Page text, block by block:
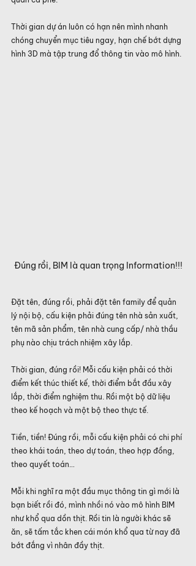
Thời gian dự án luôn có hạn nên mình nhanh
chóng chuyển mục tiêu ngay, hạn chế bớt dựng
hình 3D mà tập trung đổ thông tin vào mô hình.
Đúng rồi, BIM là quan trọng Information!!!
Đặt tên, đúng rồi, phải đặt tên family để quản
lý nội bộ, cấu kiện phải đúng tên nhà sản xuất,
tên mã sản phẩm, tên nhà cung cấp/ nhà thầu
phụ nào chịu trách nhiệm xây lắp.
Thời gian, đúng rồi! Mỗi cấu kiện phải có thời
điểm kết thúc thiết kế, thời điểm bắt đầu xây
lắp, thời điểm nghiệm thu. Rồi một bộ dữ liệu
theo kế hoạch và một bộ theo thực tế.
Tiền, tiền! Đúng rồi, mỗi cấu kiện phải có chi phí
theo khái toán, theo dự toán, theo hợp đồng,
theo quyết toán…
Mỗi khi nghĩ ra một đầu mục thông tin gì mới là
bạn biết rồi đó, mình nhồi nó vào mô hình BIM
như khổ qua dồn thịt. Rồi tin là người khác sẽ
ăn, sẽ tấm tắc khen cái món khổ qua từ nay đã
bớt đắng vì nhân đầy thịt.